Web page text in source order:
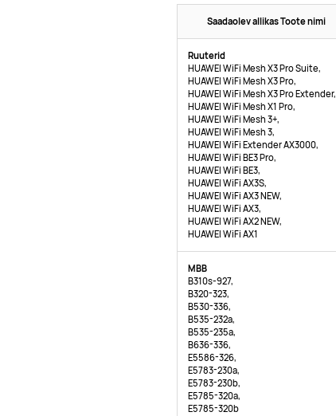
Saadaolev allikas Toote nimi
Ruuterid
HUAWEI WiFi Mesh X3 Pro Suite,
HUAWEI WiFi Mesh X3 Pro,
HUAWEI WiFi Mesh X3 Pro Extender,
HUAWEI WiFi Mesh X1 Pro,
HUAWEI WiFi Mesh 3+,
HUAWEI WiFi Mesh 3,
HUAWEI WiFi Extender AX3000,
HUAWEI WiFi BE3 Pro,
HUAWEI WiFi BE3,
HUAWEI WiFi AX3S,
HUAWEI WiFi AX3 NEW,
HUAWEI WiFi AX3,
HUAWEI WiFi AX2 NEW,
HUAWEI WiFi AX1
MBB
B310s-927,
B320-323,
B530-336,
B535-232a,
B535-235a,
B636-336,
E5586-326,
E5783-230a,
E5783-230b,
E5785-320a,
E5785-320b